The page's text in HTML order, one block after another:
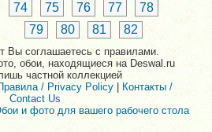
74
75 76 77
78
79
80 81 82
Вы соглашаетесь с правилами.
обои, находящиеся на Deswal.ru
частной коллекцией
/ Privacy Policy| Контакты /
Contact Us
и фото для вашего рабочего стола